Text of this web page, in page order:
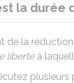
la durée
de la
libertéà